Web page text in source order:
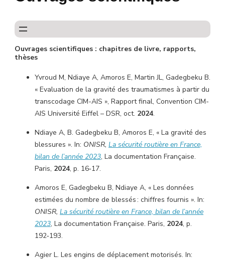
Ouvrages scientifiques : chapitres de livre, rapports,
thèses
Yvroud M, Ndiaye A, Amoros E, Martin JL, Gadegbeku B.
« Evaluation de la gravité des traumatismes à partir du
transcodage CIM-AIS », Rapport final, Convention CIM-
AIS Université Eiffel – DSR, oct. 2024.
Ndiaye A, B. Gadegbeku B, Amoros E, « La gravité des
blessures ». In: ONISR, La sécurité routière en France,
bilan de l’année 2023, La documentation Française.
Paris, 2024, p. 16‑17.
Amoros E, Gadegbeku B, Ndiaye A, « Les données
estimées du nombre de blessés : chiffres fournis ». In:
ONISR, La sécurité routière en France, bilan de l’année
2023, La documentation Française. Paris, 2024, p.
192‑193.
Agier L. Les engins de déplacement motorisés. In: